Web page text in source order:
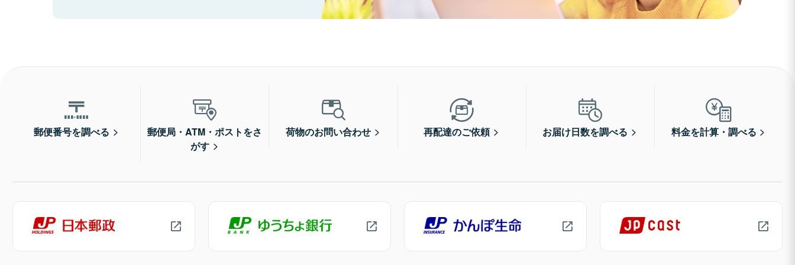
郵便番号を調べる
郵便局・ATM・ポストをさ
がす
荷物のお問い合わせ 再配達のご依頼 お届け日数を調べる 料金を計算・調べる